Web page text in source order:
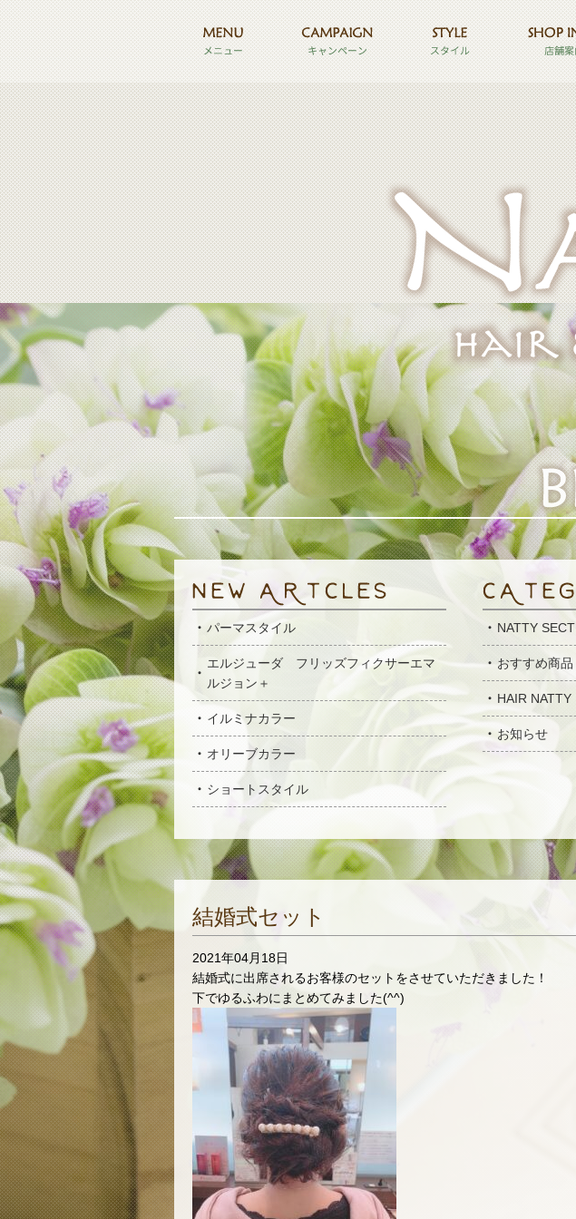
パーマスタイル
エルジューダ フリッズフィクサーエマ
ルジョン＋
イルミナカラー
オリーブカラー
ショートスタイル
NATTY SECT
おすすめ商品
HAIR NATTY
お知らせ
結婚式セット
2021年04月18日
結婚式に出席されるお客様のセットをさせていただきました！
下でゆるふわにまとめてみました(^^)